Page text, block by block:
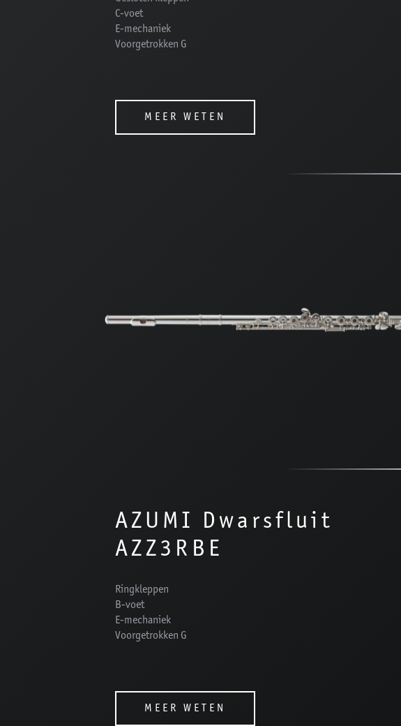
C-voet
E-mechaniek
Voorgetrokken G
MEER WETEN
AZUMI Dwarsfluit
AZZ3RBE
Ringkleppen
B-voet
E-mechaniek
Voorgetrokken G
MEER WETEN